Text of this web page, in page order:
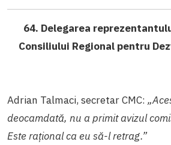
64. Delegarea
Consiliului Regional pentru
Adrian Talmaci, secretar CMC:
deocamdată, nu a primit avizul
Este rațional ca eu să-l retrag.”